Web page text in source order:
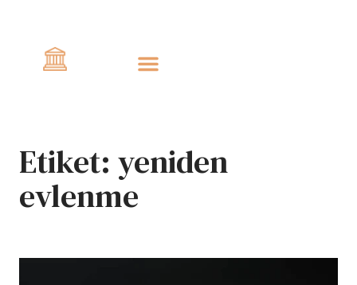
Etiket: yeniden
evlenme